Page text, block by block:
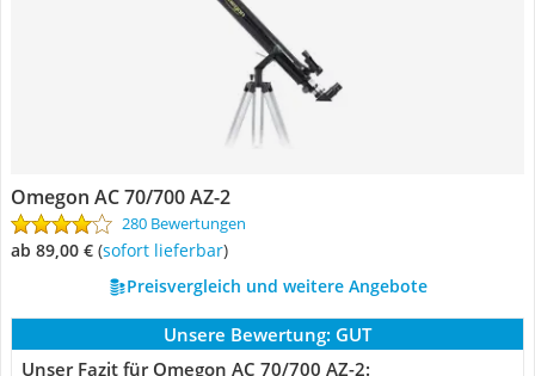
Omegon AC 70/700 AZ-2
280 Bewertungen
ab 89,00 € ( Sofort lieferbar)
Preisvergleich und weitere Angebote
Unsere Bewertung: GUT
Unser Fazit für Omegon AC 70/700 AZ-2: